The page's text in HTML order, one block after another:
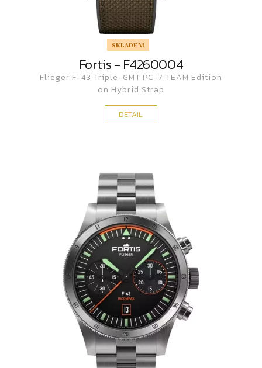
SKLADEM
Fortis - F4260004
Flieger F-43 Triple-GMT PC-7 TEAM Edition
on Hybrid Strap
DETAIL